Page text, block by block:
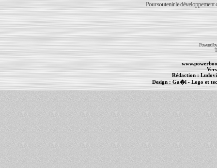
Pour soutenir le développement
Powered
Rédaction :
Design : Ga�l- Logo et